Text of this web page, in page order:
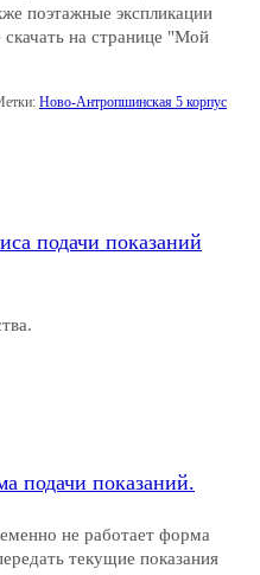
поэтажные экспликации
на странице "Мой
Ново-Антропшинская 5 корпус
подачи показаний
подачи показаний.
не работает форма
текущие показания